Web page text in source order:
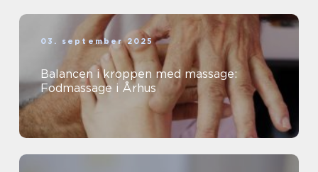
03. september 2025
Balancen i kroppen med massage:
Fodmassage i Århus